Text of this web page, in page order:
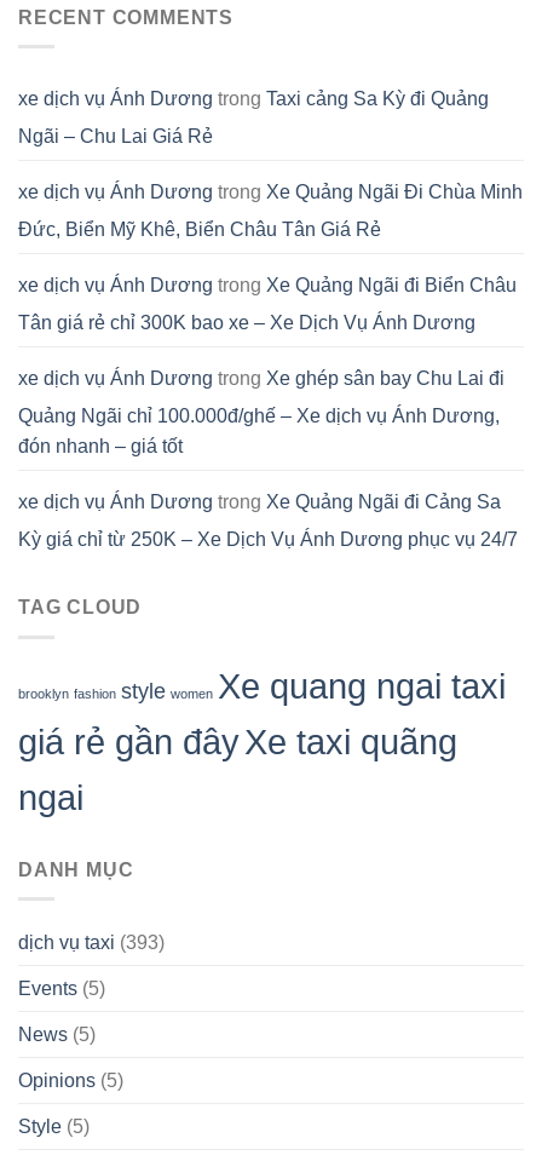
RECENT COMMENTS
xe dịch vụ Ánh Dương trong Taxi cảng Sa Kỳ đi Quảng
Ngãi – Chu Lai Giá Rẻ
xe dịch vụ Ánh Dương trong Xe Quảng Ngãi Đi Chùa Minh
Đức, Biển Mỹ Khê, Biển Châu Tân Giá Rẻ
xe dịch vụ Ánh Dương trong Xe Quảng Ngãi đi Biển Châu
Tân giá rẻ chỉ 300K bao xe – Xe Dịch Vụ Ánh Dương
xe dịch vụ Ánh Dương trong Xe ghép sân bay Chu Lai đi
Quảng Ngãi chỉ 100.000đ/ghế – Xe dịch vụ Ánh Dương,
đón nhanh – giá tốt
xe dịch vụ Ánh Dương trong Xe Quảng Ngãi đi Cảng Sa
Kỳ giá chỉ từ 250K – Xe Dịch Vụ Ánh Dương phục vụ 24/7
TAG CLOUD
brooklyn fashion style women Xe quang ngai taxi
giá rẻ gần đâyXe taxi quãng
ngai
DANH MỤC
dịch vụ taxi (393)
Events (5)
News (5)
Opinions (5)
Style (5)